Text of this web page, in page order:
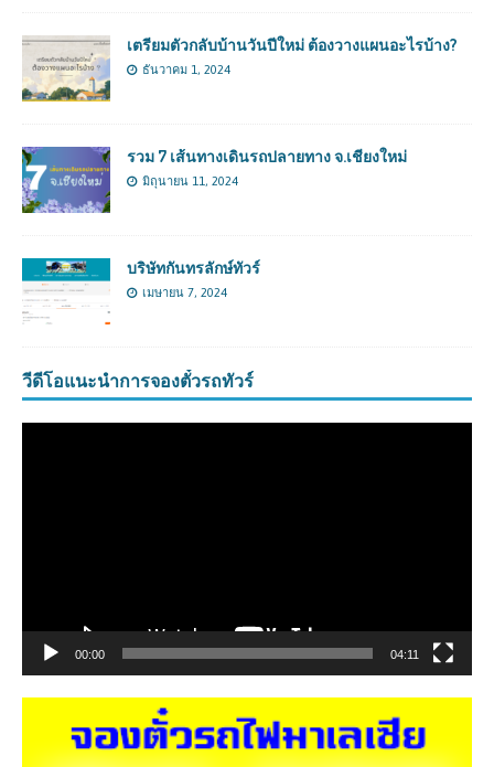
เตรียมตัวกลับบ้านวันปีใหม่ ต้องวางแผนอะไรบ้าง?
ธันวาคม 1, 2024
รวม 7 เส้นทางเดินรถปลายทาง จ.เชียงใหม่
มิถุนายน 11, 2024
บริษัทกันทรลักษ์ทัวร์
เมษายน 7, 2024
วีดีโอแนะนำการจองตั๋วรถทัวร์
00:00 04:11